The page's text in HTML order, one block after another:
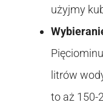
użyjmy
litrów
to aż 150-